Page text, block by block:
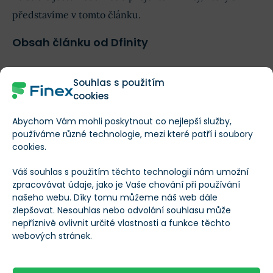
Souhlas s použitím
cookies
Abychom Vám mohli poskytnout co nejlepší služby,
používáme různé technologie, mezi které patří i soubory
cookies.
Váš souhlas s použitím těchto technologií nám umožní
zpracovávat údaje, jako je Vaše chování při používání
našeho webu. Díky tomu můžeme náš web dále
zlepšovat. Nesouhlas nebo odvolání souhlasu může
nepříznivě ovlivnit určité vlastnosti a funkce těchto
webových stránek.
představíme v tomto článku.
Obsah článku od Dfinity
Co je to Dfinity?
Jak Dfinity funguje?
Tým a podpora Dfinity
Token ICP
Zobrazit celý text
Více informací o Internet Computer
Kryptoměna